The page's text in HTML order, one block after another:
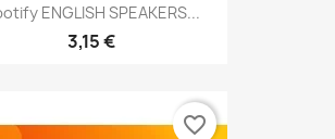
ENGLISH SPEAKERS...
3,15 €
favorite_border